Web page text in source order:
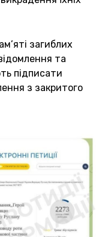
загиблих
та
підписати
з закритого